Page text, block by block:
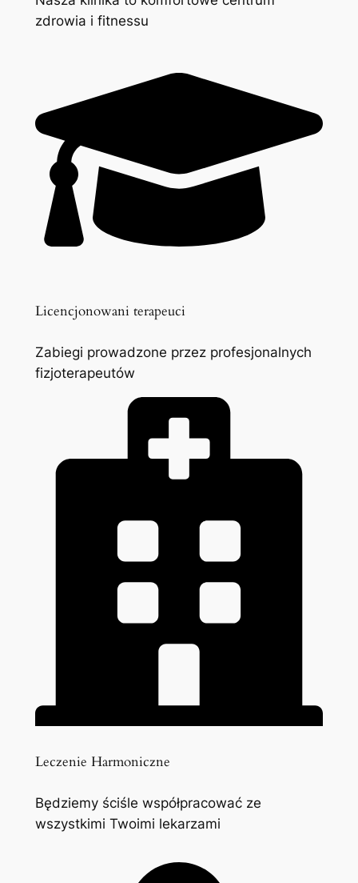
zdrowia i fitnessu
Licencjonowani terapeuci
Zabiegi prowadzone przez profesjonalnych
fizjoterapeutów
Leczenie Harmoniczne
Będziemy ściśle współpracować ze
wszystkimi Twoimi lekarzami